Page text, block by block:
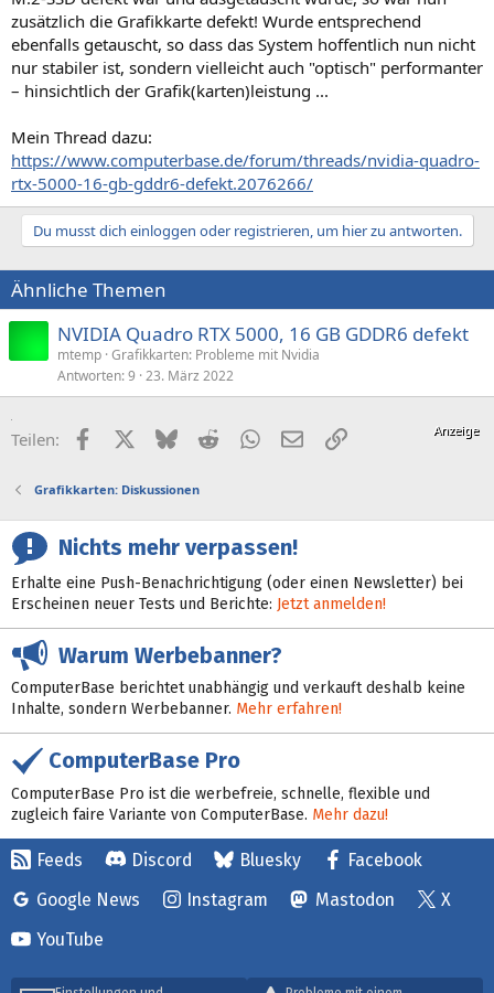
zusätzlich die Grafikkarte defekt! Wurde entsprechend
ebenfalls getauscht, so dass das System hoffentlich nun nicht
nur stabiler ist, sondern vielleicht auch "optisch" performanter
– hinsichtlich der Grafik(karten)leistung ...
Mein Thread dazu:
https://www.computerbase.de/forum/threads/nvidia-quadro-
rtx-5000-16-gb-gddr6-defekt.2076266/
Du musst dich einloggen oder registrieren, um hier zu antworten.
Ähnliche Themen
NVIDIA Quadro RTX 5000, 16 GB GDDR6 defekt
mtemp Grafikkarten: Probleme mit Nvidia
Antworten 9 23. März 2022
Teilen: FacebookX (Twitter)
BlueskyRedditWhatsApp
E-MailLink
Grafikkarten: Diskussionen
Nichts mehr verpassen!
Erhalte eine Push-Benachrichtigung (oder einen Newsletter) bei
Erscheinen neuer Tests und Berichte: Jetzt anmelden!
Warum Werbebanner?
ComputerBase berichtet unabhängig und verkauft deshalb keine
Inhalte, sondern Werbebanner. Mehr erfahren!
ComputerBase Pro
ComputerBase Pro ist die werbefreie, schnelle, flexible und
zugleich faire Variante von ComputerBase. Mehr dazu!
Feeds Discord Bluesky
Facebook
Google News
Instagram Mastodon
X
YouTube